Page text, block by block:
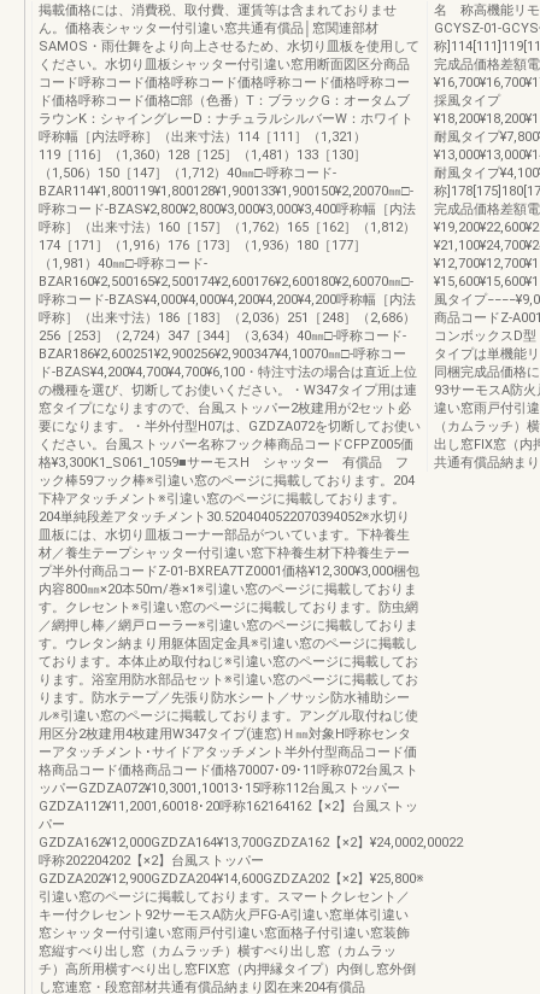
掲載価格には、消費税、取付費、運賃等は含まれておりませ
ん。価格表シャッター付引違い窓共通有償品│窓関連部材
SAMOS・雨仕舞をより向上させるため、水切り皿板を使用して
ください。水切り皿板シャッター付引違い窓用断面図区分商品
コード呼称コード価格呼称コード価格呼称コード価格呼称コー
ド価格呼称コード価格□部（色番）T：ブラックG：オータムブ
ラウンK：シャイングレーD：ナチュラルシルバーW：ホワイト
呼称幅［内法呼称］（出来寸法）114［111］（1,321）
119［116］（1,360）128［125］（1,481）133［130］
（1,506）150［147］（1,712）40㎜□-呼称コード-
BZAR114¥1,800119¥1,800128¥1,900133¥1,900150¥2,20070㎜□-
呼称コード-BZAS¥2,800¥2,800¥3,000¥3,000¥3,400呼称幅［内法
呼称］（出来寸法）160［157］（1,762）165［162］（1,812）
174［171］（1,916）176［173］（1,936）180［177］
（1,981）40㎜□-呼称コード-
BZAR160¥2,500165¥2,500174¥2,600176¥2,600180¥2,60070㎜□-
呼称コード-BZAS¥4,000¥4,000¥4,200¥4,200¥4,200呼称幅［内法
呼称］（出来寸法）186［183］（2,036）251［248］（2,686）
256［253］（2,724）347［344］（3,634）40㎜□-呼称コード-
BZAR186¥2,600251¥2,900256¥2,900347¥4,10070㎜□-呼称コー
ド-BZAS¥4,200¥4,700¥4,700¥6,100・特注寸法の場合は直近上位
の機種を選び、切断してお使いください。・W347タイプ用は連
窓タイプになりますので、台風ストッパー2枚建用が2セット必
要になります。・半外付型H07は、GZDZA072を切断してお使い
ください。台風ストッパー名称フック棒商品コードCFPZ005価
格¥3,300K1_S061_1059■サーモスH シャッター 有償品 フ
ック棒59フック棒※引違い窓のページに掲載しております。204
下枠アタッチメント※引違い窓のページに掲載しております。
204単純段差アタッチメント30.5204040522070394052※水切り
皿板には、水切り皿板コーナー部品がついています。下枠養生
材／養生テープシャッター付引違い窓下枠養生材下枠養生テー
プ半外付商品コードZ-01-BXREA7TZ0001価格¥12,300¥3,000梱包
内容800㎜×20本50m/巻×1※引違い窓のページに掲載しておりま
す。クレセント※引違い窓のページに掲載しております。防虫網
／網押し棒／網戸ローラー※引違い窓のページに掲載しておりま
す。ウレタン納まり用躯体固定金具※引違い窓のページに掲載し
ております。本体止め取付ねじ※引違い窓のページに掲載してお
ります。浴室用防水部品セット※引違い窓のページに掲載してお
ります。防水テープ／先張り防水シート／サッシ防水補助シー
ル※引違い窓のページに掲載しております。アングル取付ねじ使
用区分2枚建用4枚建用W347タイプ(連窓)Ｈ㎜対象H呼称センタ
ーアタッチメント･サイドアタッチメント半外付型商品コード価
格商品コード価格商品コード価格70007･09･11呼称072台風スト
ッパーGZDZA072¥10,3001,10013･15呼称112台風ストッパー
GZDZA112¥11,2001,60018･20呼称162164162【×2】台風ストッ
パー
GZDZA162¥12,000GZDZA164¥13,700GZDZA162【×2】¥24,0002,00022
呼称202204202【×2】台風ストッパー
GZDZA202¥12,900GZDZA204¥14,600GZDZA202【×2】¥25,800※
引違い窓のページに掲載しております。スマートクレセント／
キー付クレセント92サーモスA防火戸FG-A引違い窓単体引違い
窓シャッター付引違い窓雨戸付引違い窓面格子付引違い窓装飾
窓縦すべり出し窓（カムラッチ）横すべり出し窓（カムラッ
チ）高所用横すべり出し窓FIX窓（内押縁タイプ）内倒し窓外倒
し窓連窓・段窓部材共通有償品納まり図在来204有償品
名 称高機能リモ
GCYSZ-01-
称
完成品価格差額
採風タイプ
耐風タイプ
耐風タイプ
称
完成品価格差額
風タイプ
商品コードZ-
コンボックスD
タイプは単機能
同梱完成品価格
93サーモスA防
違い窓雨戸付引
（カムラッチ）
出し窓FIX窓（内
共通有償品納ま